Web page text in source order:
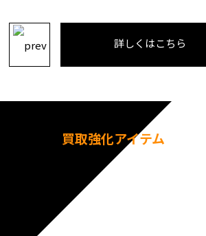
詳しくはこちら
買取強化アイテム